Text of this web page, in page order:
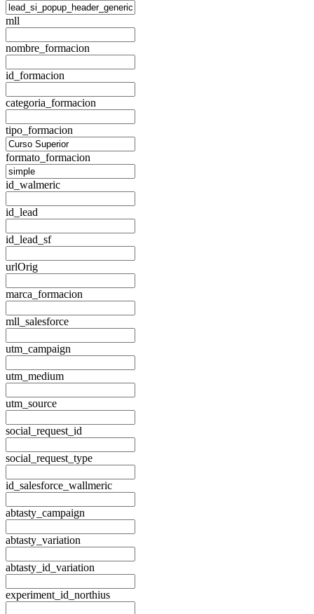
mll
nombre_formacion
id_formacion
categoria_formacion
tipo_formacion
formato_formacion
id_walmeric
id_lead
id_lead_sf
urlOrig
marca_formacion
mll_salesforce
utm_campaign
utm_medium
utm_source
social_request_id
social_request_type
id_salesforce_wallmeric
abtasty_campaign
abtasty_variation
abtasty_id_variation
experiment_id_northius